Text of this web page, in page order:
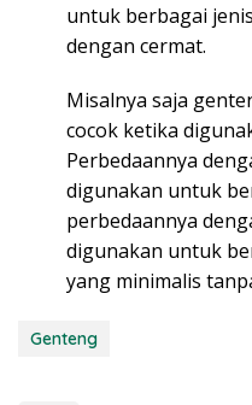
untuk berbagai
dengan cermat.
Misalnya saja
cocok ketika
Perbedaannya
digunakan untuk
perbedaannya
digunakan untuk
yang minimalis
Genteng